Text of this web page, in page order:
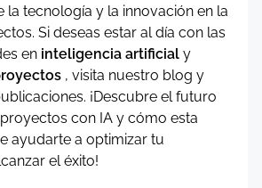
la tecnología y la innovación en la
Si deseas estar al día con las
en inteligencia artificial y
, visita nuestro blog y
¡Descubre el futuro
con IA y cómo esta
ayudarte a optimizar tu
el éxito!